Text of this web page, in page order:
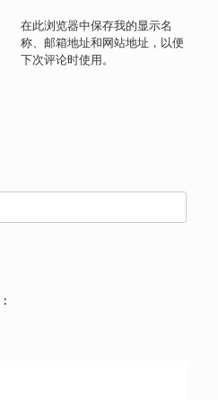
在此浏览器中保存我的显示名
称、邮箱地址和网站地址，以便
下次评论时使用。